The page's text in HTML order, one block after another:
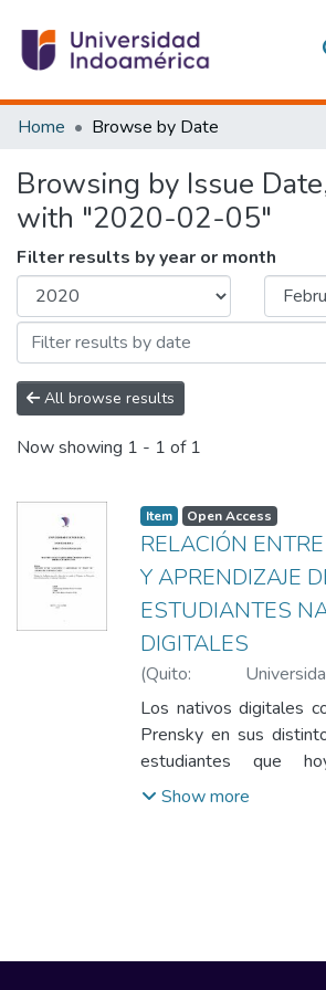
Communities & Collections
Estadísticas Externas
Home Browse by Date
Browsing by Issue
with "2020-02-05"
Filter results by year or month
All browse results
Now showing 1 - 1 of 1
Item Open Access
RELACIÓN
Y APRENDIZAJE
ESTUDIANTES
DIGITALES
(Quito:
Indoamérica ,2020-
Simbaña, María
Carlos
Los nativos digitales
Prensky en sus
estudiantes que
escuelas y colegios y
Show more